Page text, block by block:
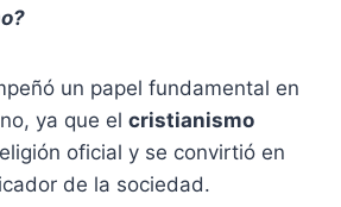
un papel fundamental en
ya que el cristianismo
oficial y se convirtió en
de la sociedad.